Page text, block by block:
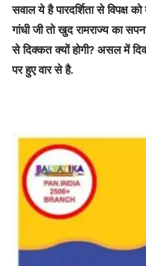
सवाल ये है पारदर्शिता से विपक्ष को
गांधी जी तो खुद रामराज्य का
से दिक्कत क्यों होगी? असल में
पर हुए वार से है.